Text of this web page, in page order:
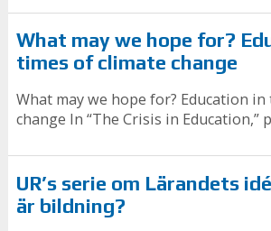
What may we hope for?
times of climate change
What may we hope for? Education
change In “The Crisis in Education,”
UR’s serie om Lärandets
är bildning?